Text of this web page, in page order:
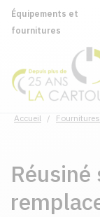
Équipements et
fournitures
Accueil / Fournitures